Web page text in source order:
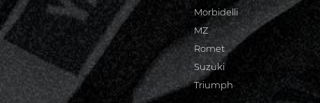
Morbidelli
MZ
Romet
Suzuki
Triumph